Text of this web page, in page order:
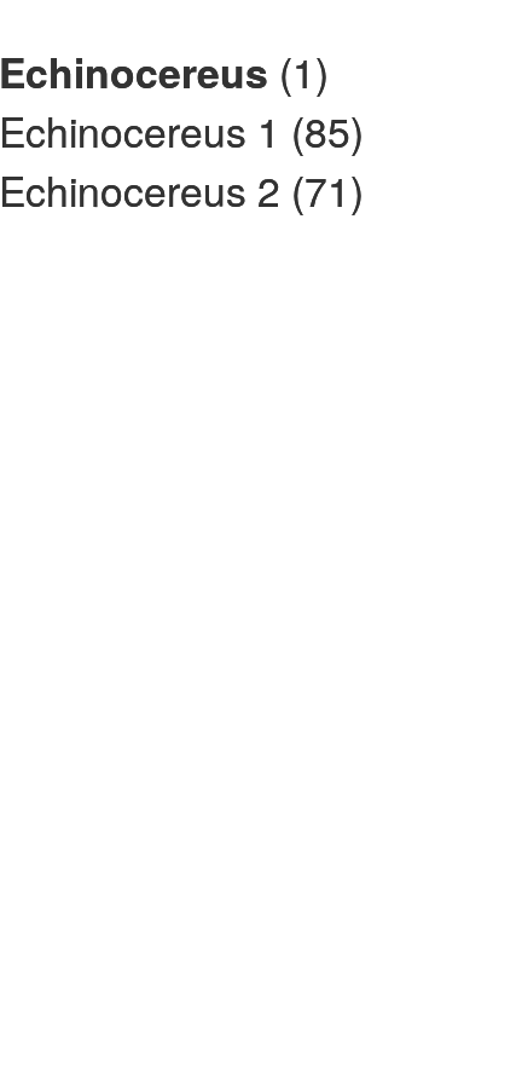
Echinocereus (1)
Echinocereus 1 (85)
Echinocereus 2 (71)